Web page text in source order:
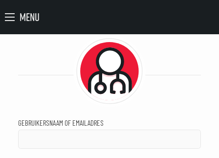
MENU
GEBRUIKERSNAAM OF EMAILADRES